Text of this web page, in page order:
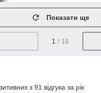
Показати ще
1 / 16
з 91 відгука за рік